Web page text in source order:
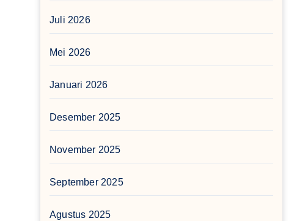
Juli 2026
Mei 2026
Januari 2026
Desember 2025
November 2025
September 2025
Agustus 2025